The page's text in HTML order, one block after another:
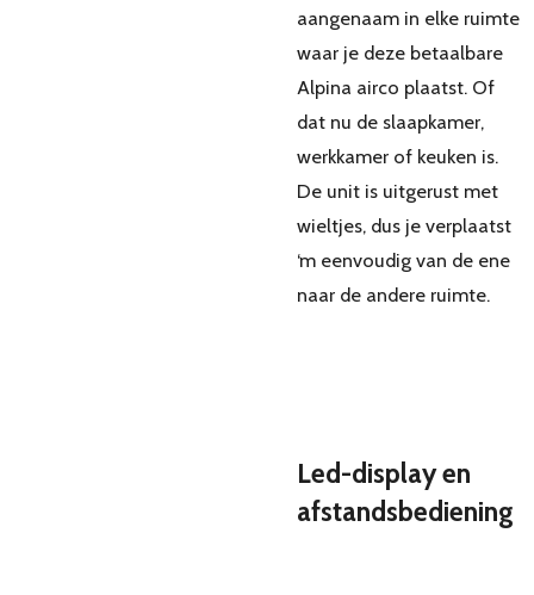
aangenaam in elke ruimte
waar je deze betaalbare
Alpina airco plaatst. Of
dat nu de slaapkamer,
werkkamer of keuken is.
De unit is uitgerust met
wieltjes, dus je verplaatst
‘m eenvoudig van de ene
naar de andere ruimte.
Led-display en
afstandsbediening